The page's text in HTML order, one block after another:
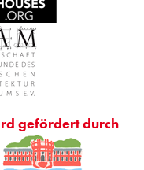
gefördert durch